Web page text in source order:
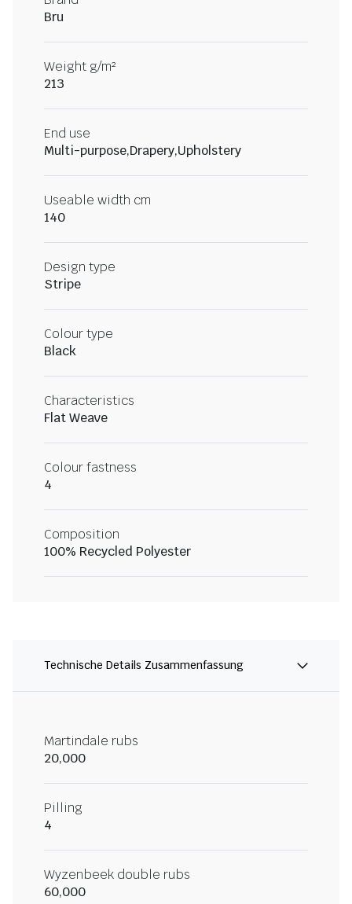
Bru
Weight g/m²
213
End use
Multi-purpose,Drapery,Upholstery
Useable width cm
140
Design type
Stripe
Colour type
Black
Characteristics
Flat Weave
Colour fastness
4
Composition
100% Recycled Polyester
Technische Details Zusammenfassung
Martindale rubs
20,000
Pilling
4
Wyzenbeek double rubs
60,000